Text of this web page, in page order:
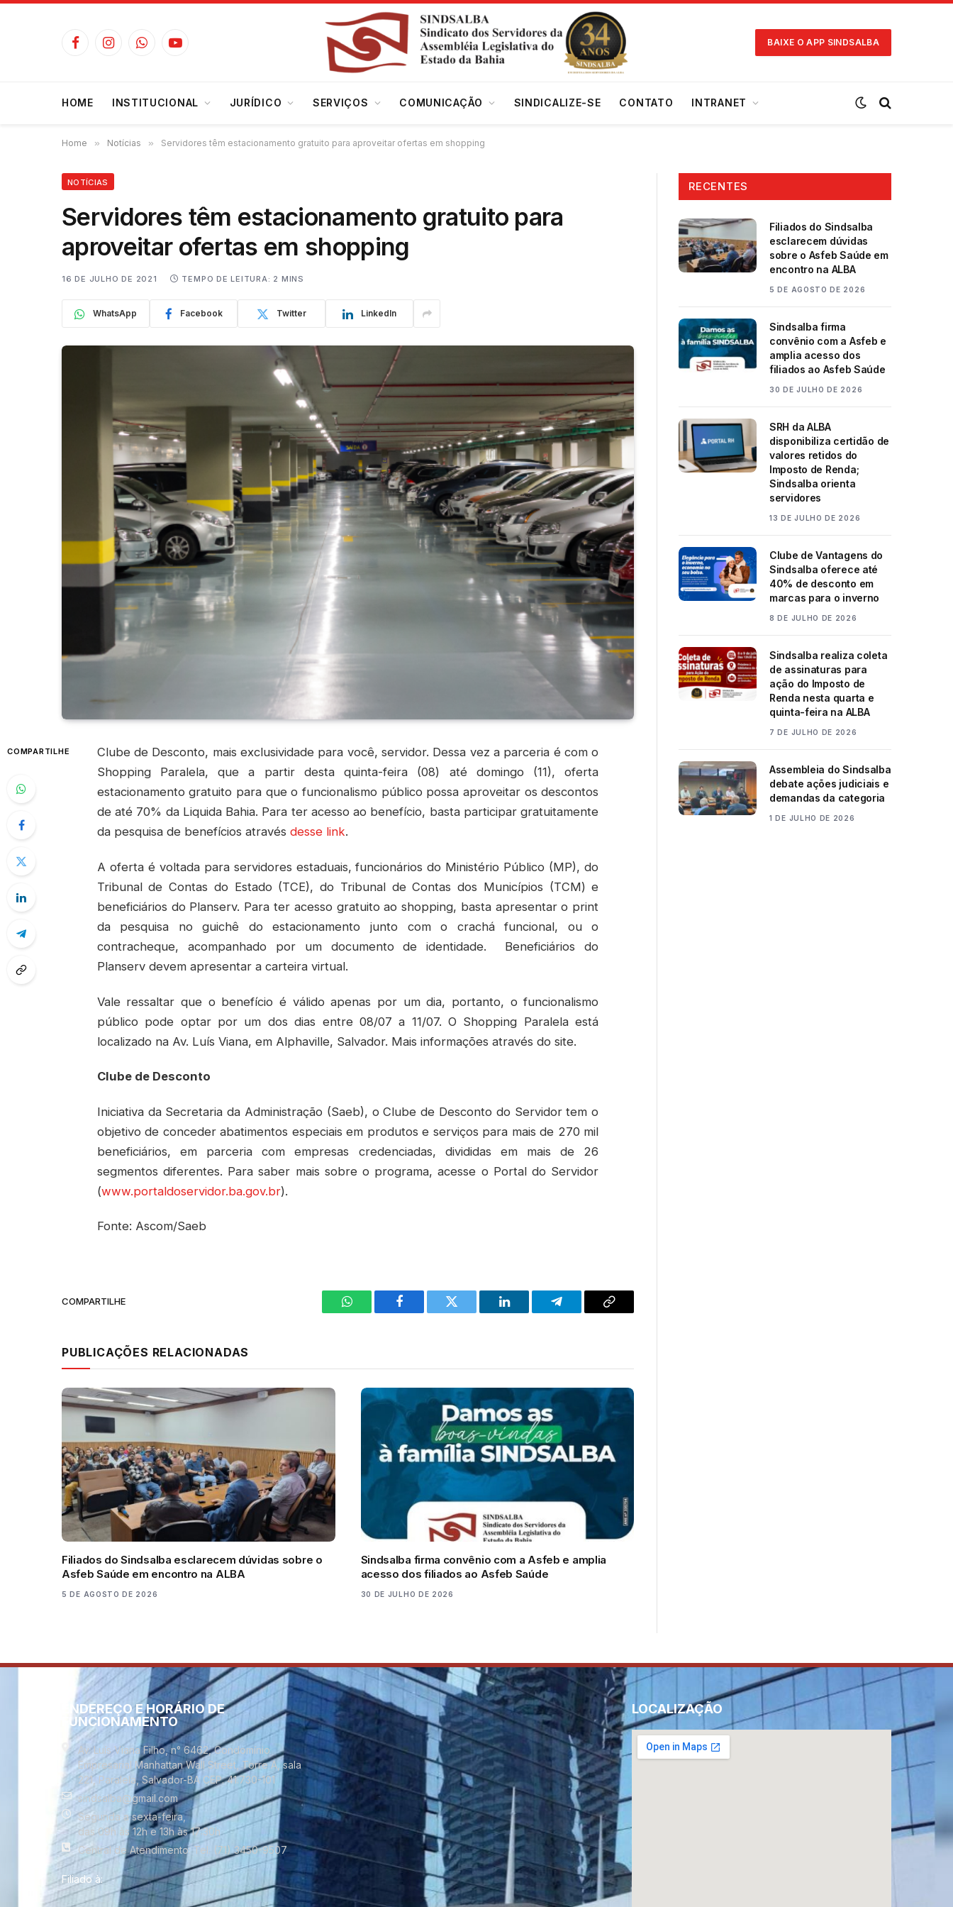
FacebookInstagramWhatsAppYouTube
BAIXE O APP SINDSALBA
HOME INSTITUCIONAL JURÍDICO SERVIÇOS COMUNICAÇÃO SINDICALIZE-SE CONTATO INTRANET
Home » Notícias » Servidores têm estacionamento gratuito para aproveitar ofertas em shopping
NOTÍCIAS
Servidores têm estacionamento gratuito para
aproveitar ofertas em shopping
16 DE JULHO DE 2021 TEMPO DE LEITURA: 2 MINS
WhatsApp Facebook Twitter LinkedIn
COMPARTILHE
Clube de Desconto, mais exclusividade para você, servidor. Dessa vez a parceria é com o
Shopping Paralela, que a partir desta quinta-feira (08) até domingo (11), oferta
estacionamento gratuito para que o funcionalismo público possa aproveitar os descontos
de até 70% da Liquida Bahia. Para ter acesso ao benefício, basta participar gratuitamente
da pesquisa de benefícios através desse link.
A oferta é voltada para servidores estaduais, funcionários do Ministério Público (MP), do
Tribunal de Contas do Estado (TCE), do Tribunal de Contas dos Municípios (TCM) e
beneficiários do Planserv. Para ter acesso gratuito ao shopping, basta apresentar o print
da pesquisa no guichê do estacionamento junto com o crachá funcional, ou o
contracheque, acompanhado por um documento de identidade. Beneficiários do
Planserv devem apresentar a carteira virtual.
Vale ressaltar que o benefício é válido apenas por um dia, portanto, o funcionalismo
público pode optar por um dos dias entre 08/07 a 11/07. O Shopping Paralela está
localizado na Av. Luís Viana, em Alphaville, Salvador. Mais informações através do site.
Clube de Desconto
Iniciativa da Secretaria da Administração (Saeb), o Clube de Desconto do Servidor tem o
objetivo de conceder abatimentos especiais em produtos e serviços para mais de 270 mil
beneficiários, em parceria com empresas credenciadas, divididas em mais de 26
segmentos diferentes. Para saber mais sobre o programa, acesse o Portal do Servidor
(www.portaldoservidor.ba.gov.br).
Fonte: Ascom/Saeb
COMPARTILHE
WhatsAppFacebook Twitter LinkedIn Telegram Copy
PUBLICAÇÕES RELACIONADAS
Filiados do Sindsalba esclarecem dúvidas sobre o
Asfeb Saúde em encontro na ALBA
5 DE AGOSTO DE 2026
Sindsalba firma convênio com a Asfeb e amplia
acesso dos filiados ao Asfeb Saúde
30 DE JULHO DE 2026
RECENTES
Filiados do Sindsalba
esclarecem dúvidas
sobre o Asfeb Saúde em
encontro na ALBA
5 DE AGOSTO DE 2026
Sindsalba firma
convênio com a Asfeb e
amplia acesso dos
filiados ao Asfeb Saúde
30 DE JULHO DE 2026
SRH da ALBA
disponibiliza certidão de
valores retidos do
Imposto de Renda;
Sindsalba orienta
servidores
13 DE JULHO DE 2026
Clube de Vantagens do
Sindsalba oferece até
40% de desconto em
marcas para o inverno
8 DE JULHO DE 2026
Sindsalba realiza coleta
de assinaturas para
ação do Imposto de
Renda nesta quarta e
quinta-feira na ALBA
7 DE JULHO DE 2026
Assembleia do Sindsalba
debate ações judiciais e
demandas da categoria
1 DE JULHO DE 2026
ENDEREÇO E HORÁRIO DE
FUNCIONAMENTO
Av. Luís Viana Filho, n° 6462, Condomínio
Empresarial Manhattan Wall Street, Torre A, sala
221, Paralela, Salvador-BA CEP. 41.730-101
sindsalba@gmail.com
Segunda a sexta-feira,
das 09h às 12h e 13h às 17:30h
Central de Atendimento: Tel. (71) 3450-9507
Filiado à:
LOCALIZAÇÃO